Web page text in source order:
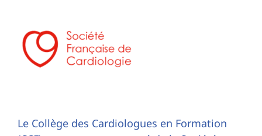
Le Collège des Cardiologues en Formation